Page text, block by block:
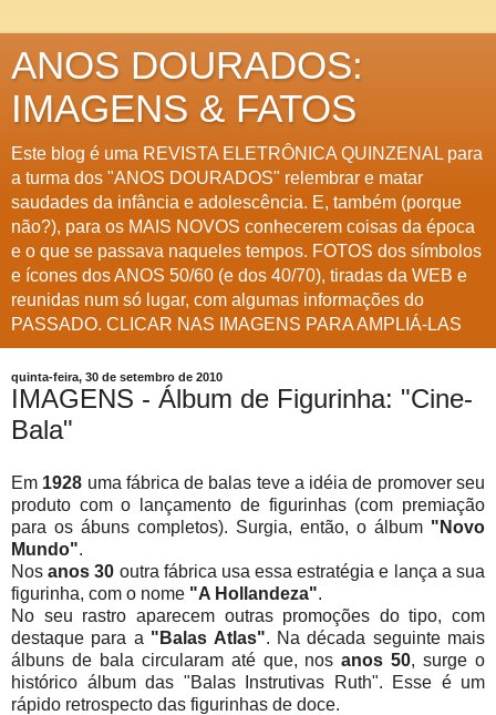
ANOS DOURADOS:
IMAGENS & FATOS
Este blog é uma REVISTA ELETRÔNICA QUINZENAL para
a turma dos "ANOS DOURADOS" relembrar e matar
saudades da infância e adolescência. E, também (porque
não?), para os MAIS NOVOS conhecerem coisas da época
e o que se passava naqueles tempos. FOTOS dos símbolos
e ícones dos ANOS 50/60 (e dos 40/70), tiradas da WEB e
reunidas num só lugar, com algumas informações do
PASSADO. CLICAR NAS IMAGENS PARA AMPLIÁ-LAS
quinta-feira, 30 de setembro de 2010
IMAGENS - Álbum de Figurinha: "Cine-
Bala"
Em 1928 uma fábrica de balas teve a idéia de promover seu
produto com o lançamento de figurinhas (com premiação
para os ábuns completos). Surgia, então, o álbum "Novo
Mundo".
Nosanos 30 outra fábrica usa essa estratégia e lança a sua
figurinha, com o nome "A Hollandeza".
No seu rastro aparecem outras promoções do tipo, com
destaque para a "Balas Atlas". Na década seguinte mais
álbuns de bala circularam até que, nosanos 50, surge o
histórico álbum das "Balas Instrutivas Ruth". Esse é um
rápido retrospecto das figurinhas de doce.